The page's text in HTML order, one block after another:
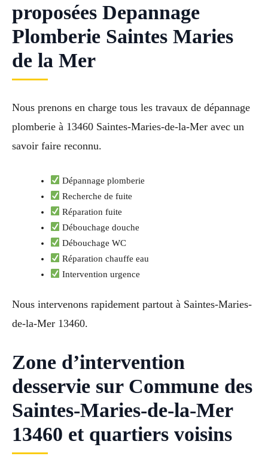
proposées Depannage
Plomberie Saintes Maries
de la Mer
Nous prenons en charge tous les travaux de dépannage
plomberie à 13460 Saintes-Maries-de-la-Mer avec un
savoir faire reconnu.
Dépannage plomberie
Recherche de fuite
Réparation fuite
Débouchage douche
Débouchage WC
Réparation chauffe eau
Intervention urgence
Nous intervenons rapidement partout à Saintes-Maries-
de-la-Mer 13460.
Zone d’intervention
desservie sur Commune des
Saintes-Maries-de-la-Mer
13460 et quartiers voisins